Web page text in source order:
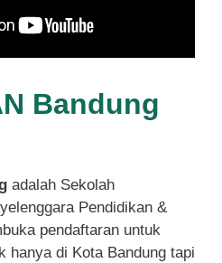
Bandung
adalah Sekolah
Pendidikan &
pendaftaran untuk
hanya di Kota Bandung tapi